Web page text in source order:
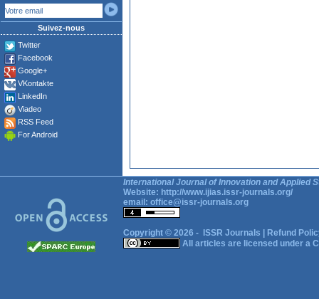
Suivez-nous
Twitter
Facebook
Google+
VKontakte
LinkedIn
Viadeo
RSS Feed
For Android
International Journal of Innovation and Applied
Website: http://www.ijias.issr-journals.org/
email: office@issr-journals.org
Copyright © 2026 - ISSR Journals
Refund
All articles are licensed under a